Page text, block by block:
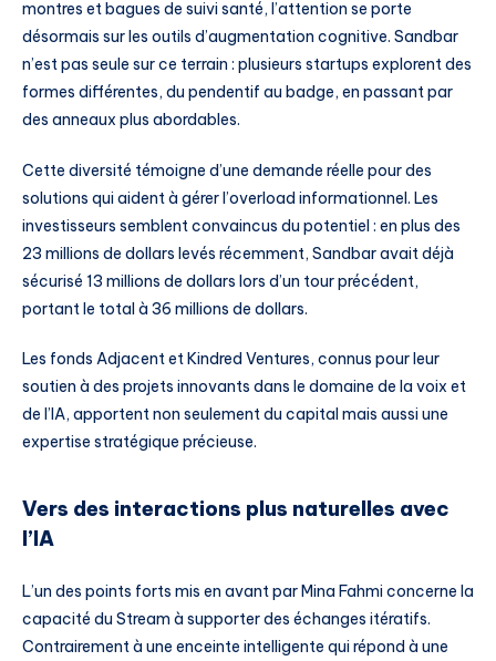
montres et bagues de suivi santé, l’attention se porte
désormais sur les outils d’augmentation cognitive. Sandbar
n’est pas seule sur ce terrain : plusieurs startups explorent des
formes différentes, du pendentif au badge, en passant par
des anneaux plus abordables.
Cette diversité témoigne d’une demande réelle pour des
solutions qui aident à gérer l’overload informationnel. Les
investisseurs semblent convaincus du potentiel : en plus des
23 millions de dollars levés récemment, Sandbar avait déjà
sécurisé 13 millions de dollars lors d’un tour précédent,
portant le total à 36 millions de dollars.
Les fonds Adjacent et Kindred Ventures, connus pour leur
soutien à des projets innovants dans le domaine de la voix et
de l’IA, apportent non seulement du capital mais aussi une
expertise stratégique précieuse.
Vers des interactions plus naturelles avec
l’IA
L’un des points forts mis en avant par Mina Fahmi concerne la
capacité du Stream à supporter des échanges itératifs.
Contrairement à une enceinte intelligente qui répond à une